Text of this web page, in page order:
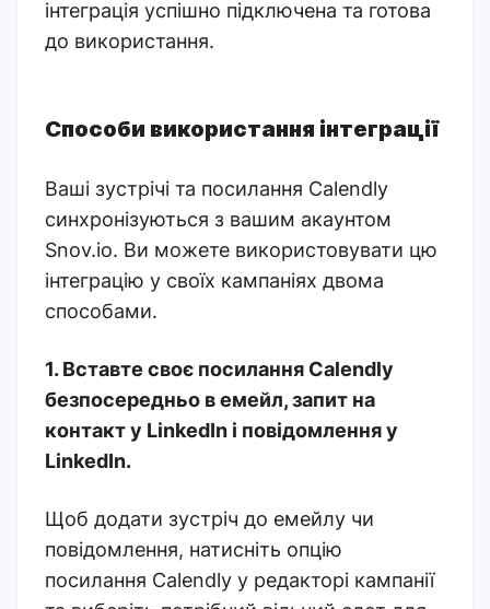
інтеграція успішно підключена та готова
до використання.
Способи використання інтеграції
Ваші зустрічі та посилання Calendly
синхронізуються з вашим акаунтом
Snov.io. Ви можете використовувати цю
інтеграцію у своїх кампаніях двома
способами.
1. Вставте своє посилання Calendly
безпосередньо в емейл, запит на
контакт у LinkedIn і повідомлення у
LinkedIn.
Щоб додати зустріч до емейлу чи
повідомлення, натисніть опцію
посилання Calendly у редакторі кампанії